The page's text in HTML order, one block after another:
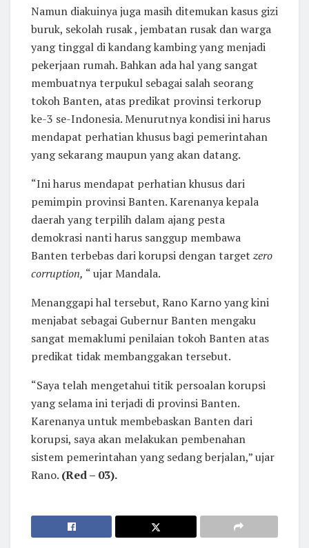
Namun diakuinya juga masih ditemukan kasus gizi
buruk, sekolah rusak , jembatan rusak dan warga
yang tinggal di kandang kambing yang menjadi
pekerjaan rumah. Bahkan ada hal yang sangat
membuatnya terpukul sebagai salah seorang
tokoh Banten, atas predikat provinsi terkorup
ke-3 se-Indonesia. Menurutnya kondisi ini harus
mendapat perhatian khusus bagi pemerintahan
yang sekarang maupun yang akan datang.
“Ini harus mendapat perhatian khusus dari
pemimpin provinsi Banten. Karenanya kepala
daerah yang terpilih dalam ajang pesta
demokrasi nanti harus sanggup membawa
Banten terbebas dari korupsi dengan target zero
corruption, “ ujar Mandala.
Menanggapi hal tersebut, Rano Karno yang kini
menjabat sebagai Gubernur Banten mengaku
sangat memaklumi penilaian tokoh Banten atas
predikat tidak membanggakan tersebut.
“Saya telah mengetahui titik persoalan korupsi
yang selama ini terjadi di provinsi Banten.
Karenanya untuk membebaskan Banten dari
korupsi, saya akan melakukan pembenahan
sistem pemerintahan yang sedang berjalan,” ujar
Rano. (Red – 03).